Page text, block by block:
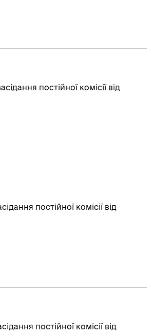
постійної комісії від
постійної комісії від
постійної комісії від